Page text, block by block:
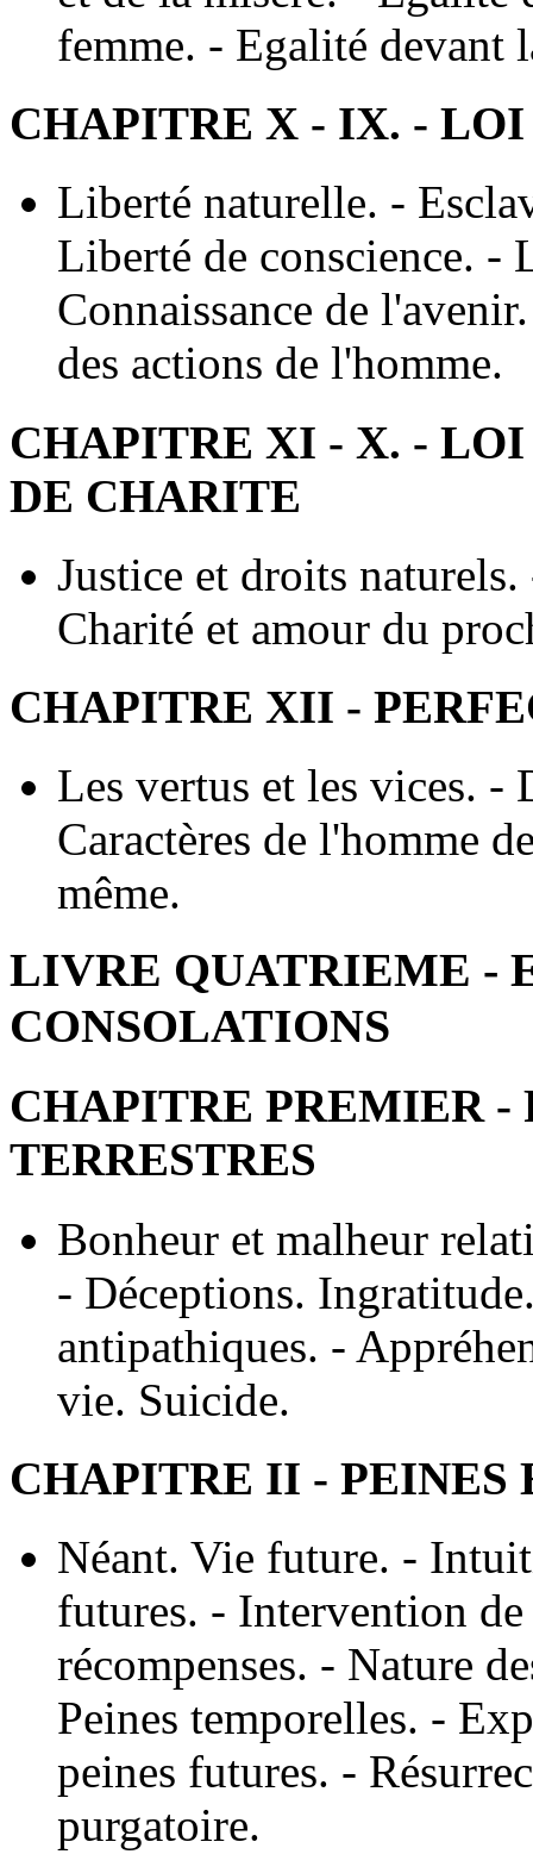
femme. - Egalité devant
CHAPITRE X - IX. -
Liberté naturelle. -
Liberté de conscience. -
Connaissance de
des actions de l'homme.
CHAPITRE XI - X. -
DE CHARITE
Justice et droits
Charité et amour du
CHAPITRE XII -
Les vertus et les vices. -
Caractères de l'homme
même.
LIVRE QUATRIEME -
CONSOLATIONS
CHAPITRE PREMIER -
TERRESTRES
Bonheur et malheur
- Déceptions.
antipathiques. -
vie. Suicide.
CHAPITRE II - PEINES
Néant. Vie future. -
futures. - Intervention
récompenses. - Nature
Peines temporelles. -
peines futures. -
purgatoire.